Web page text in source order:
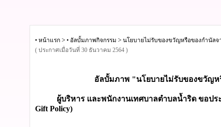
• หน้าแรก > • อัลบั้มภาพกิจกรรม > นโยบายไม่รับของขวัญหรือของกำนัลจ
( ประกาศเมื่อวันที่ 30 ธันวาคม 2564 )
อัลบั้มภาพ "นโยบายไม่รับของขวัญห
ผู้บริหาร และพนักงานเทศบาลตำบลน้ำริด ขอประ
Gift Policy)